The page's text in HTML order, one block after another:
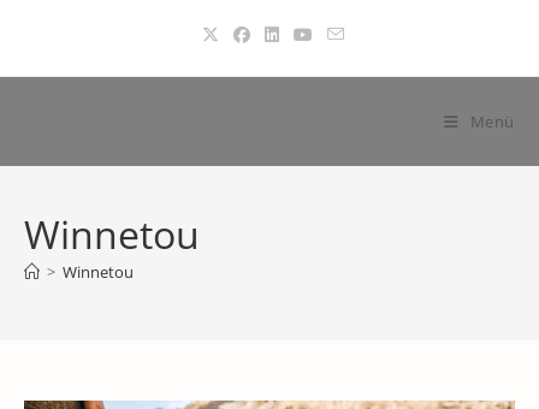
springen
Menü
Winnetou
> Winnetou